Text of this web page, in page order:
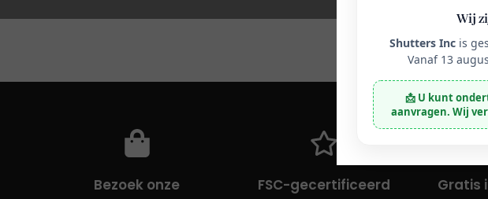
Bezoek onze FSC-gecertificeerd Gratis
Wij
Shutters Inc is
Vanaf 13
📩 U kunt
aanvragen. Wij